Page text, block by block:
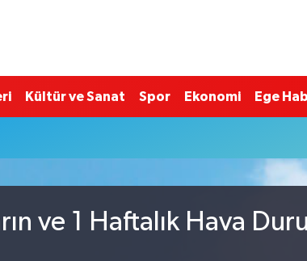
Kültür ve Sanat Spor Ekonomi Ege
ve 1 Haftalık Hava